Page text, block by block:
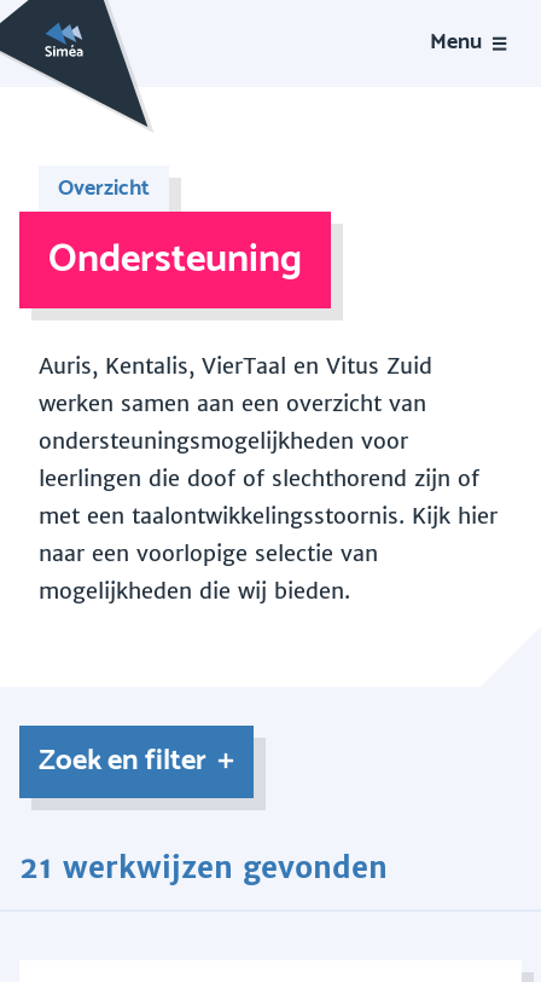
Menu
Overzicht
Ondersteuning
Auris, Kentalis, VierTaal en Vitus Zuid
werken samen aan een overzicht van
ondersteuningsmogelijkheden voor
leerlingen die doof of slechthorend zijn of
met een taalontwikkelingsstoornis. Kijk hier
naar een voorlopige selectie van
mogelijkheden die wij bieden.
Zoek en filter
21 werkwijzen gevonden